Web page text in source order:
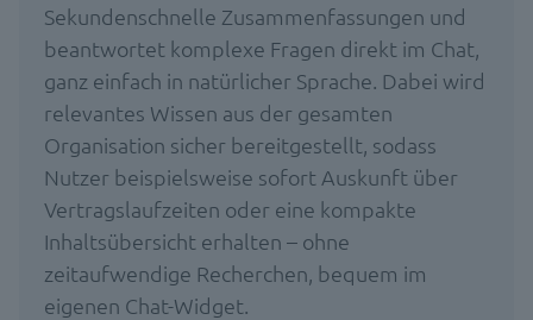
Sekundenschnelle Zusammenfassungen und
beantwortet komplexe Fragen direkt im Chat,
ganz einfach in natürlicher Sprache. Dabei wird
relevantes Wissen aus der gesamten
Organisation sicher bereitgestellt, sodass
Nutzer beispielsweise sofort Auskunft über
Vertragslaufzeiten oder eine kompakte
Inhaltsübersicht erhalten – ohne
zeitaufwendige Recherchen, bequem im
eigenen Chat-Widget.